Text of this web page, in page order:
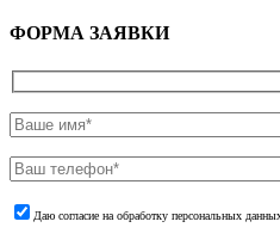
ФОРМА ЗАЯВКИ
Даю согласие на обработку персональных